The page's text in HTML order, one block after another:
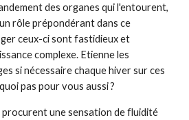
des organes qui l'entourent,
rôle prépondérant dans ce
ceux-ci sont fastidieux et
complexe. Etienne les
si nécessaire chaque hiver sur ces
pas pour vous aussi ?
une sensation de fluidité